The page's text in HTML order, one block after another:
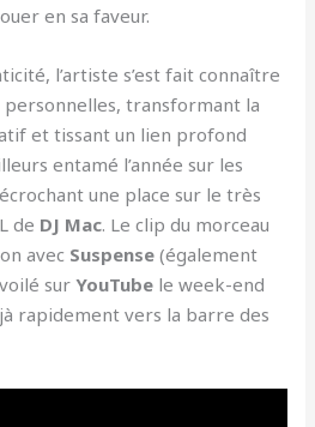
en sa faveur.
l’artiste s’est fait connaître
transformant la
et tissant un lien profond
entamé l’année sur les
une place sur le très
de DJ Mac. Le clip du morceau
avec Suspense (également
surYouTube le week-end
rapidement vers la barre des